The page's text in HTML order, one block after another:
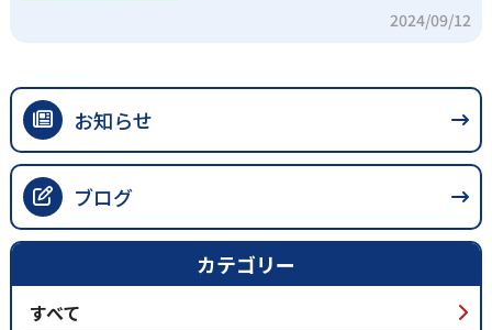
2024/09/12
お知らせ
ブログ
カテゴリー
すべて